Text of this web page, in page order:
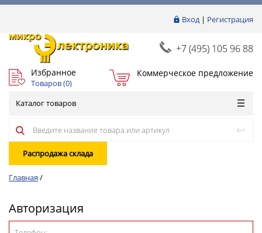
Вход| Регистрация
+7 (495) 105 96 88
Избранное
Товаров (0)
Коммерческое предложение
Каталог товаров
Распродажа склада
Главная /
Авторизация